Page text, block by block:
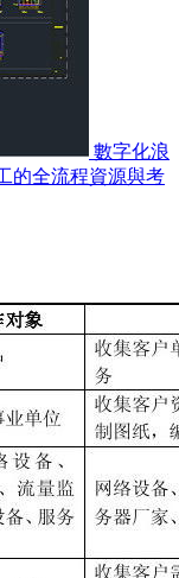
數字化浪
的全流程資源與考